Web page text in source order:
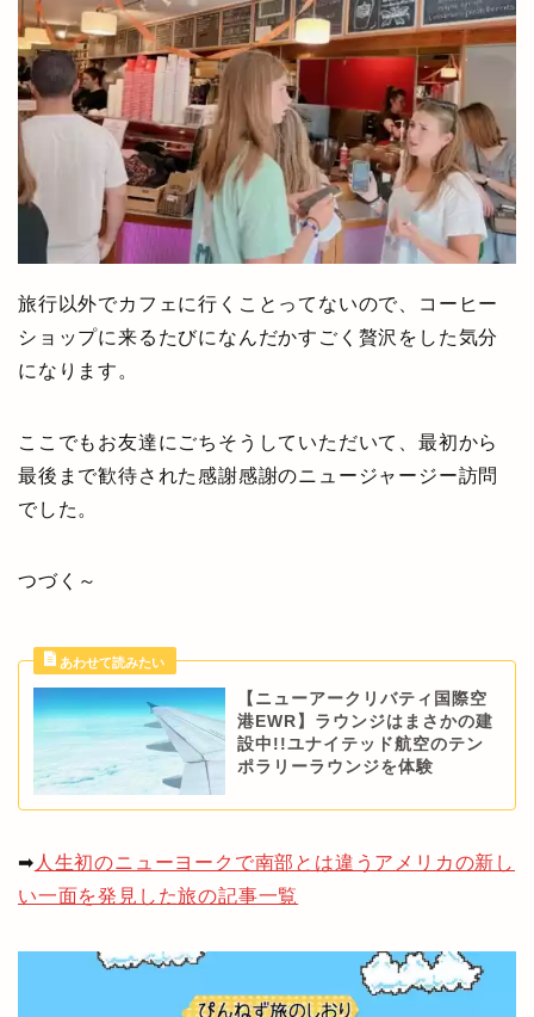
旅行以外でカフェに行くことってないので、コーヒー
ショップに来るたびになんだかすごく贅沢をした気分
になります。
ここでもお友達にごちそうしていただいて、最初から
最後まで歓待された感謝感謝のニュージャージー訪問
でした。
つづく～
【ニューアークリバティ国際空
港EWR】ラウンジはまさかの建
設中!!ユナイテッド航空のテン
ポラリーラウンジを体験
➡ 人生初のニューヨークで南部とは違うアメリカの新し
い一面を発見した旅の記事一覧